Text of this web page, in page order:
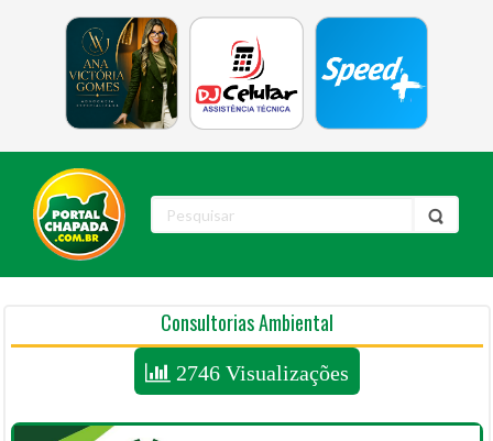
Consultorias Ambiental
2746 Visualizações